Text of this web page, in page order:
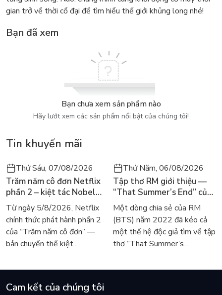
gian trở về thời cổ đại để tìm hiểu thế giới khủng long nhé!
Bạn đã xem
Bạn chưa xem sản phẩm nào
Hãy lướt xem các sản phẩm nổi bật của chúng tôi!
Tin khuyến mãi
Thứ Sáu, 07/08/2026
Trăm năm cô đơn Netflix
phần 2 – kiệt tác Nobel
trở lại màn ảnh, dòng
người tìm đọc lại García
Márquez
Từ ngày 5/8/2026, Netflix
chính thức phát hành phần 2
của “Trăm năm cô đơn” —
bản chuyển thể kiệt...
Thứ Năm, 06/08/2026
Tập thơ RM giới thiệu —
“That Summer’s End” của
Lee Seong-bok ra mắt bản
tiếng Anh sau 4 năm gây
sốt
Một dòng chia sẻ của RM
(BTS) năm 2022 đã kéo cả
một thế hệ độc giả tìm về tập
thơ “That Summer’s...
Cam kết của chúng tôi